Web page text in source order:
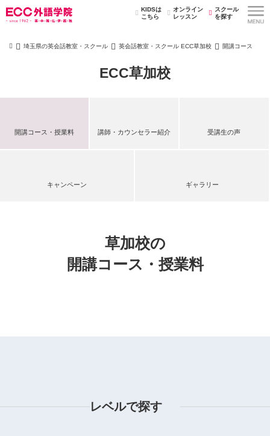
KIDSは
こちら
オンライン
レッスン
スクール
を探す
埼玉県の英会話教室・スクール 英会話教室・スクール ECC草加校 開講コース
ECC草加校
開講コース・授業料 講師・カウンセラー紹介 受講生の声
キャンペーン ギャラリー
草加校の
開講コース・授業料
レベルで探す